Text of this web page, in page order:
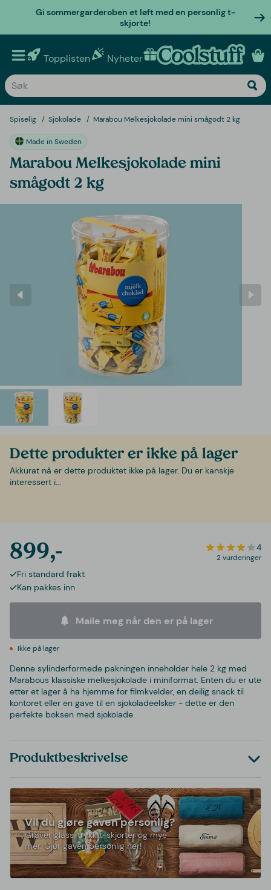
Gi sommergarderoben et løft med en personlig t-
skjorte!
Topplisten Nyheter Personlige gaver
Spiselig Sjokolade Marabou Melkesjokolade mini smågodt 2 kg
Made in Sweden
Marabou Melkesjokolade mini
smågodt 2 kg
Dette produkter er ikke på lager
Akkurat nå er dette produktet ikke på lager. Du er kanskje
interessert i...
899,- 4
2 vurderinger
Fri standard frakt
Kan pakkes inn
Maile meg når den er på lager
Ikke på lager
Denne sylinderformede pakningen inneholder hele 2 kg med
Marabous klassiske melkesjokolade i miniformat. Enten du er ute
etter et lager å ha hjemme for filmkvelder, en deilig snack til
kontoret eller en gave til en sjokoladeelsker - dette er den
perfekte boksen med sjokolade.
Produktbeskrivelse
Vil du gjøre gaven personlig?
Graver glass, trykk t-skjorter og mye
mer. Gjør gaven personlig her!